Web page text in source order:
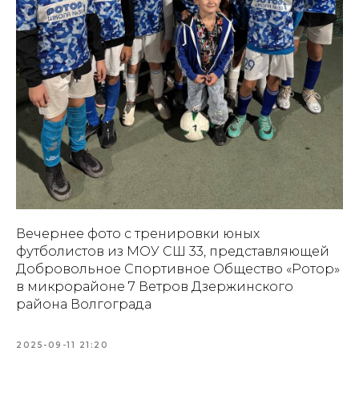
Вечернее фото с тренировки юных
футболистов из МОУ СШ 33, представляющей
Добровольное Спортивное Общество «Ротор»
в микрорайоне 7 Ветров Дзержинского
района Волгограда
2025-09-11 21:20